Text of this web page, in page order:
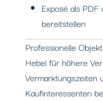
Exposé als
bereitstellen
Professionelle
Hebel für höhere
Vermarktungszeiten
Kaufinteressenten